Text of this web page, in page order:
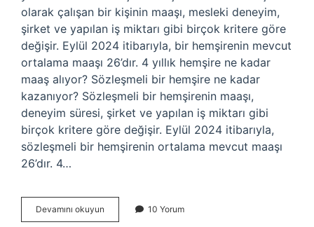
olarak çalışan bir kişinin maaşı, mesleki deneyim,
şirket ve yapılan iş miktarı gibi birçok kritere göre
değişir. Eylül 2024 itibarıyla, bir hemşirenin mevcut
ortalama maaşı 26’dır. 4 yıllık hemşire ne kadar
maaş alıyor? Sözleşmeli bir hemşire ne kadar
kazanıyor? Sözleşmeli bir hemşirenin maaşı,
deneyim süresi, şirket ve yapılan iş miktarı gibi
birçok kritere göre değişir. Eylül 2024 itibarıyla,
sözleşmeli bir hemşirenin ortalama mevcut maaşı
26’dır. 4…
Devamını okuyun Hemsıreler
Ne
10 Yorum